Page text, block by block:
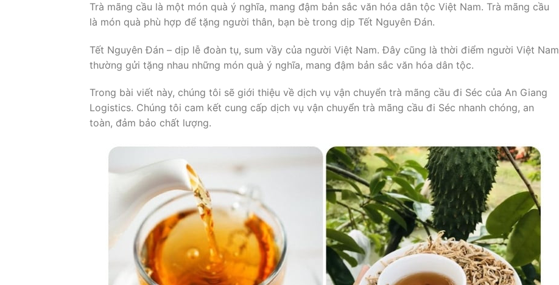
Trà mãng cầu là một món quà ý nghĩa, mang đậm bản sắc văn hóa dân tộc Việt Nam. Trà mãng cầu
là món quà phù hợp để tặng người thân, bạn bè trong dịp Tết Nguyên Đán.
Tết Nguyên Đán – dịp lễ đoàn tụ, sum vầy của người Việt Nam. Đây cũng là thời điểm người Việt Nam
thường gửi tặng nhau những món quà ý nghĩa, mang đậm bản sắc văn hóa dân tộc.
Trong bài viết này, chúng tôi sẽ giới thiệu về dịch vụ vận chuyển trà mãng cầu đi Séc của An Giang
Logistics. Chúng tôi cam kết cung cấp dịch vụ vận chuyển trà mãng cầu đi Séc nhanh chóng, an
toàn, đảm bảo chất lượng.